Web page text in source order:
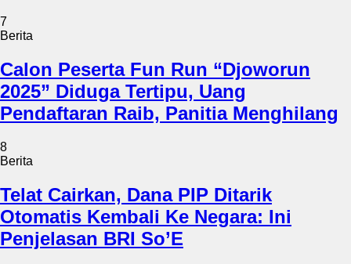
7
Berita
Calon Peserta Fun Run “Djoworun
2025” Diduga Tertipu, Uang
Pendaftaran Raib, Panitia Menghilang
8
Berita
Telat Cairkan, Dana PIP Ditarik
Otomatis Kembali Ke Negara: Ini
Penjelasan BRI So’E